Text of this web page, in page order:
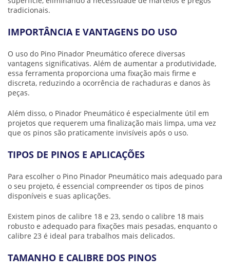
tradicionais.
IMPORTÂNCIA E VANTAGENS DO USO
O uso do Pino Pinador Pneumático oferece diversas
vantagens significativas. Além de aumentar a produtividade,
essa ferramenta proporciona uma fixação mais firme e
discreta, reduzindo a ocorrência de rachaduras e danos às
peças.
Além disso, o Pinador Pneumático é especialmente útil em
projetos que requerem uma finalização mais limpa, uma vez
que os pinos são praticamente invisíveis após o uso.
TIPOS DE PINOS E APLICAÇÕES
Para escolher o Pino Pinador Pneumático mais adequado para
o seu projeto, é essencial compreender os tipos de pinos
disponíveis e suas aplicações.
Existem pinos de calibre 18 e 23, sendo o calibre 18 mais
robusto e adequado para fixações mais pesadas, enquanto o
calibre 23 é ideal para trabalhos mais delicados.
TAMANHO E CALIBRE DOS PINOS